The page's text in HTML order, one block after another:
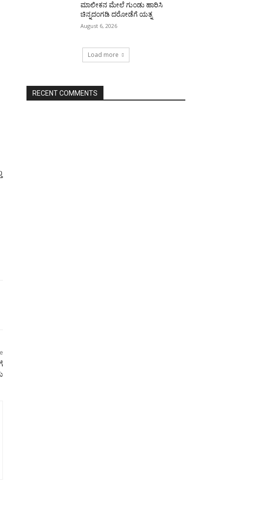
ಮಾಲೀಕನ ಮೇಲೆ ಗುಂಡು ಹಾರಿಸಿ
ಚಿನ್ನದಂಗಡಿ ದರೋಡೆಗೆ ಯತ್ನ
August 6, 2026
Load more
RECENT COMMENTS